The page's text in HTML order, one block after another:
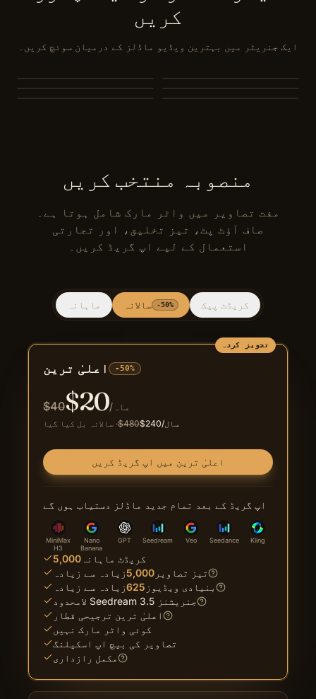
کریں
ایک جنریٹر میں بہترین ویڈیو ماڈلز کے درمیان سوئچ کریں۔
منصوبہ منتخب کریں
مفت تصاویر میں واٹر مارک شامل ہوتا ہے۔
صاف آؤٹ پٹ، تیز تخلیق، اور تجارتی
استعمال کے لیے اپ گریڈ کریں۔
ماہانہ سالانہ -50% کریڈٹ پیک
تجویز کردہ
اعلیٰ ترین -50%
$40$20 /ماہ
سالانہ بل کیا گیا ·$480$240 /سال
اعلیٰ ترین میں اپ گریڈ کریں
اپ گریڈ کے بعد تمام جدید ماڈلز دستیاب ہوں گے
MiniMax
H3
Nano
Banana
GPT Seedream Veo Seedance Kling
5,000 کریڈٹ ماہانہ
زیادہ سے زیادہ5,000 تیز تصاویر
زیادہ سے زیادہ625 بنیادی ویڈیوز
لامحدود Seedream 3.5 جنریشنز
اعلیٰ ترین ترجیحی قطار
کوئی واٹر مارک نہیں
تصاویر کی بیچ اپ اسکیلنگ
مکمل رازداری